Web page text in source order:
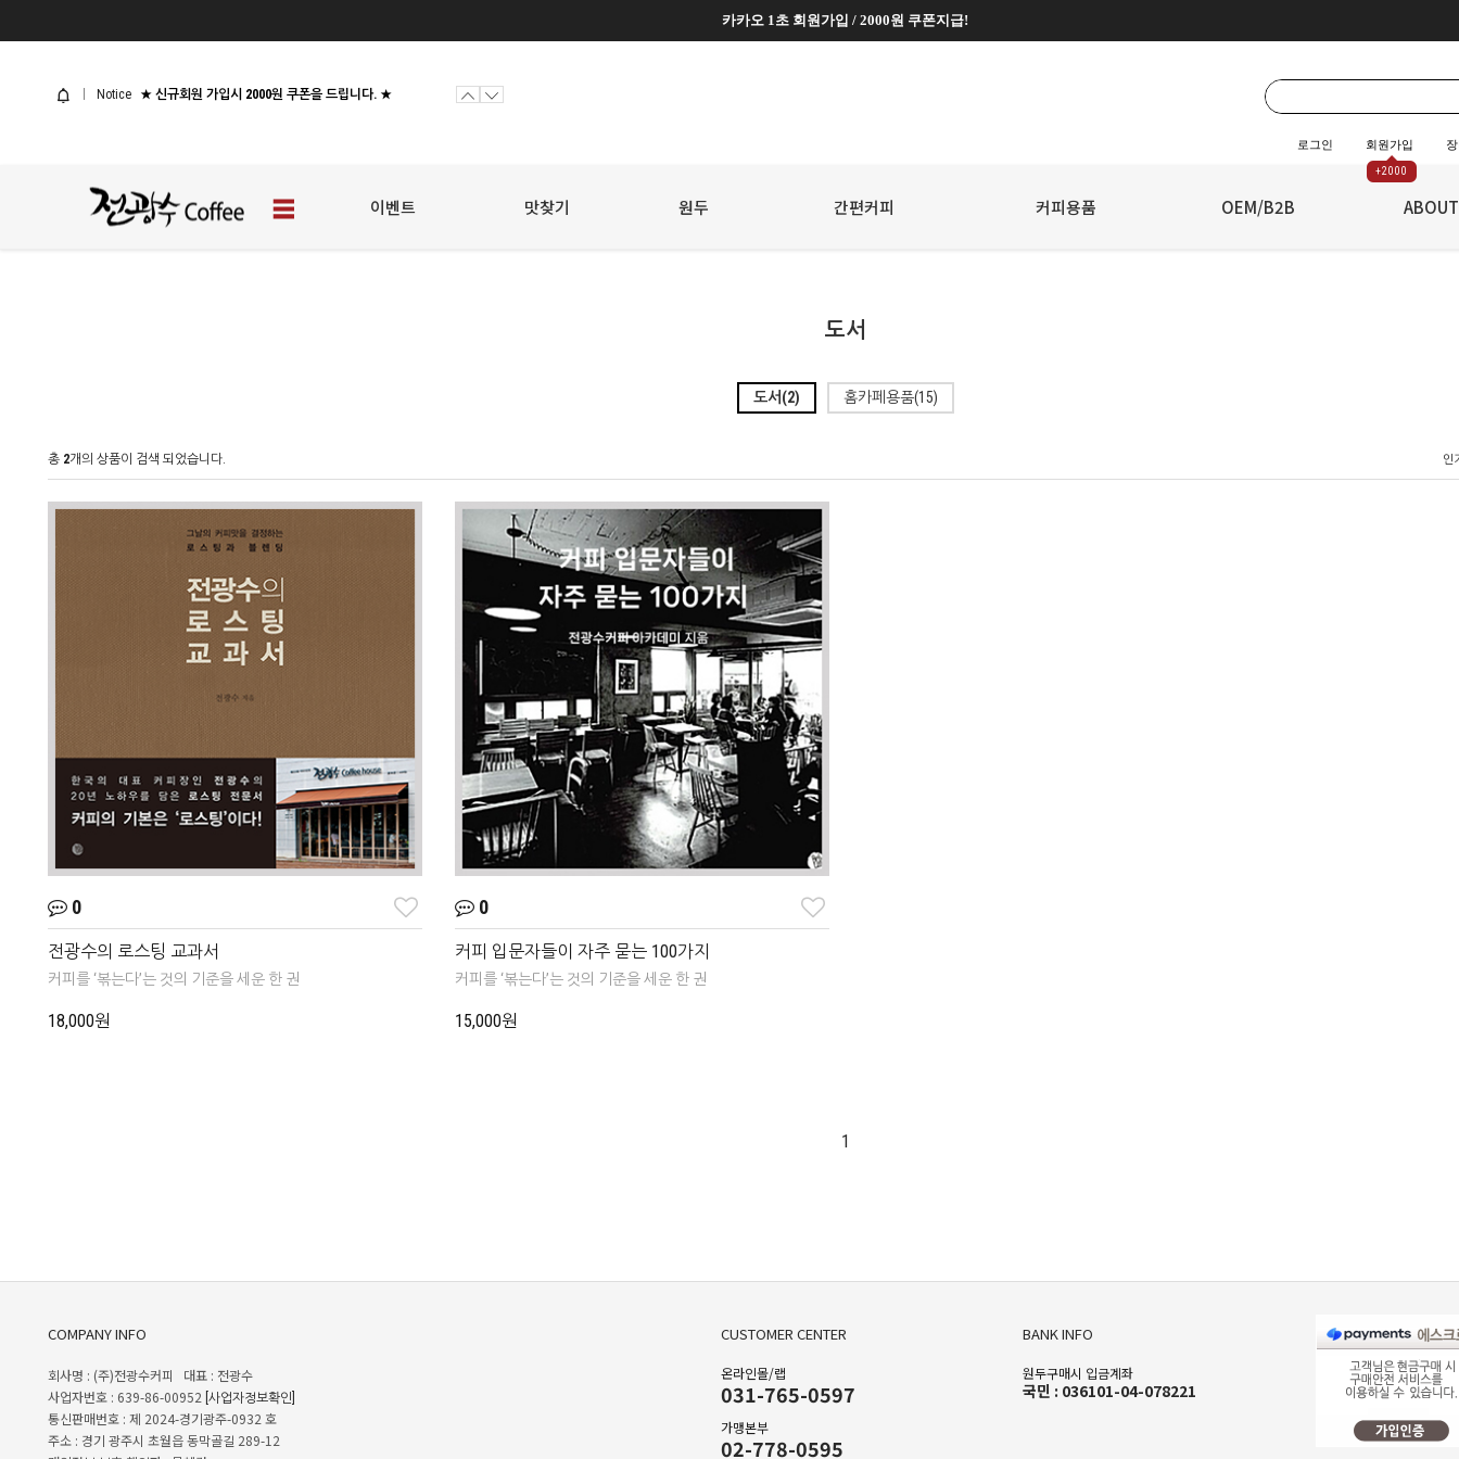
카카오 1초 회원가입 / 2000원 쿠폰지급!
Notice
★ 신규회원 가입시 2000원 쿠폰을 드립니다. ★
로그인 회원가입
+2000
이벤트 맛찾기 원두 간편커피 커피용품 OEM/B2B
도서
도서(2) 홈카페용품(15)
총 2개의 상품이 검색 되었습니다. 인
0
전광수의 로스팅 교과서
커피를 ‘볶는다’는 것의 기준을 세운 한 권
18,000원
0
커피 입문자들이 자주 묻는 100가지
커피를 ‘볶는다’는 것의 기준을 세운 한 권
15,000원
1
COMPANY INFO
회사명 : (주)전광수커피 대표 : 전광수
사업자번호 : 639-86-00952 [사업자정보확인]
통신판매번호 : 제 2024-경기광주-0932 호
주소 : 경기 광주시 초월읍 동막골길 289-12
CUSTOMER CENTER
온라인몰/랩
031-765-0597
가맹본부
02-778-0595
BANK INFO
원두구매시 입금계좌
국민 : 036101-04-078221